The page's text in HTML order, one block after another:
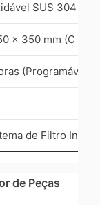
SUS 304
x 350 mm (C x L
(Programável)
de Filtro
de Peças